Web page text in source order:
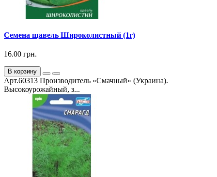
Семена щавель Широколистный (1г)
16.00 грн.
В корзину
Арт.60313 Производитель «Смачный» (Украина).
Высокоурожайный, з...